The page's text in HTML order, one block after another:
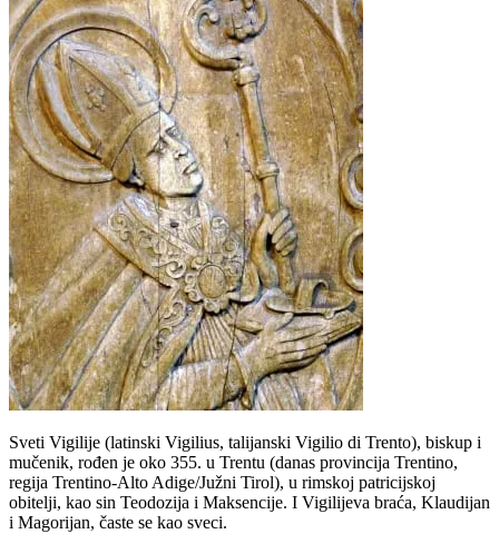
Sveti Vigilije (latinski Vigilius, talijanski Vigilio di Trento), biskup i
mučenik, rođen je oko 355. u Trentu (danas provincija Trentino,
regija Trentino-Alto Adige/Južni Tirol), u rimskoj patricijskoj
obitelji, kao sin Teodozija i Maksencije. I Vigilijeva braća, Klaudijan
i Magorijan, časte se kao sveci.